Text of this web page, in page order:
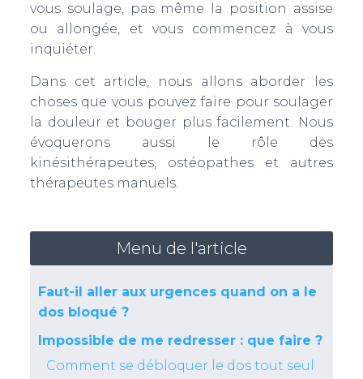
vous soulage, pas même la position assise
ou allongée, et vous commencez à vous
inquiéter.
Dans cet article, nous allons aborder les
choses que vous pouvez faire pour soulager
la douleur et bouger plus facilement. Nous
évoquerons aussi le rôle des
kinésithérapeutes, ostéopathes et autres
thérapeutes manuels.
Menu de l'article
Faut-il aller aux urgences quand on a le
dos bloqué ?
Impossible de me redresser : que faire ?
Comment se débloquer le dos tout seul